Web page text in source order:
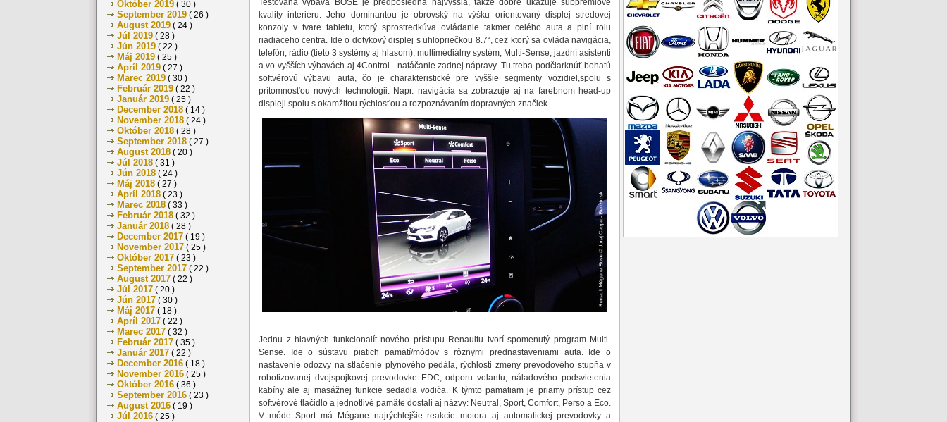
Október 2019 ( 30 )
September 2019 ( 26 )
August 2019 ( 24 )
Júl 2019 ( 28 )
Jún 2019 ( 22 )
Máj 2019 ( 25 )
Apríl 2019 ( 27 )
Marec 2019 ( 30 )
Február 2019 ( 22 )
Január 2019 ( 25 )
December 2018 ( 14 )
November 2018 ( 24 )
Október 2018 ( 28 )
September 2018 ( 27 )
August 2018 ( 20 )
Júl 2018 ( 31 )
Jún 2018 ( 24 )
Máj 2018 ( 27 )
Apríl 2018 ( 23 )
Marec 2018 ( 33 )
Február 2018 ( 32 )
Január 2018 ( 28 )
December 2017 ( 19 )
November 2017 ( 25 )
Október 2017 ( 23 )
September 2017 ( 22 )
August 2017 ( 22 )
Júl 2017 ( 20 )
Jún 2017 ( 30 )
Máj 2017 ( 18 )
Apríl 2017 ( 22 )
Marec 2017 ( 32 )
Február 2017 ( 35 )
Január 2017 ( 22 )
December 2016 ( 18 )
November 2016 ( 25 )
Október 2016 ( 36 )
September 2016 ( 23 )
August 2016 ( 19 )
Júl 2016 ( 25 )
Testovaná výbava BOSE je predposledná najvyššia, takže dobre ukazuje subprémiové
kvality interiéru. Jeho dominantou je obrovský na výšku orientovaný displej stredovej
konzoly v tvare tabletu, ktorý sprostredkúva ovládanie takmer celého auta a plní rolu
riadiaceho centra. Ide o dotykový displej s uhlopriečkou 8.7“, cez ktorý sa ovláda navigácia,
telefón, rádio (tieto 3 systémy aj hlasom), multimédiálny systém, Multi-Sense, jazdní asistenti
a vo vyšších výbavách aj 4Control - natáčanie zadnej nápravy. Tu treba podčiarknúť bohatú
softvérovú výbavu auta, čo je charakteristické pre vyššie segmenty vozidiel,spolu s
prítomnosťou nových technológii. Napr. navigácia sa zobrazuje aj na farebnom head-up
displeji spolu s okamžitou rýchlosťou a rozpoznávaním dopravných značiek.
Jednu z hlavných funkcionalít nového prístupu Renaultu tvorí spomenutý program Multi-
Sense. Ide o sústavu piatich pamätí/módov s rôznymi prednastaveniami auta. Ide o
nastavenie odozvy na stlačenie plynového pedála, rýchlosti zmeny prevodového stupňa v
robotizovanej dvojspojkovej prevodovke EDC, odporu volantu, náladového podsvietenia
kabíny ale aj masážnej funkcie sedadla vodiča. K týmto pamätiam je priamy prístup cez
softvérové tlačidlo a jednotlivé pamäte dostali aj názvy: Neutral, Sport, Comfort, Perso a Eco.
V móde Sport má Mégane najrýchlejšie reakcie motora aj automatickej prevodovky a